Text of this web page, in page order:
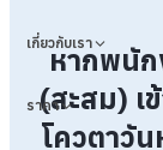
เกี่ยวกับเรา
ราคา
หากพนัก
(สะสม) เ
โควตาวั